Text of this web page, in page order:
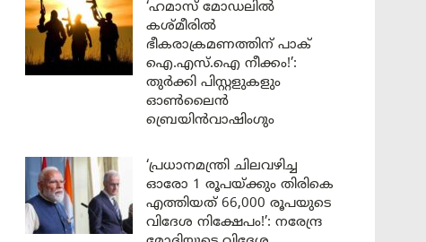
‘ഹമാസ് മോഡലിൽ
കശ്മീരിൽ
ഭീകരാക്രമണത്തിന് പാക്
ഐ.എസ്.ഐ നീക്കം!’:
തുർക്കി പിസ്റ്റളുകളും
ഓൺലൈൻ
ബ്രെയിൻവാഷിംഗും
‘പ്രധാനമന്ത്രി ചിലവഴിച്ച
ഓരോ 1 രൂപയ്ക്കും തിരികെ
എത്തിയത് 66,000 രൂപയുടെ
വിദേശ നിക്ഷേപം!’: നരേന്ദ്ര